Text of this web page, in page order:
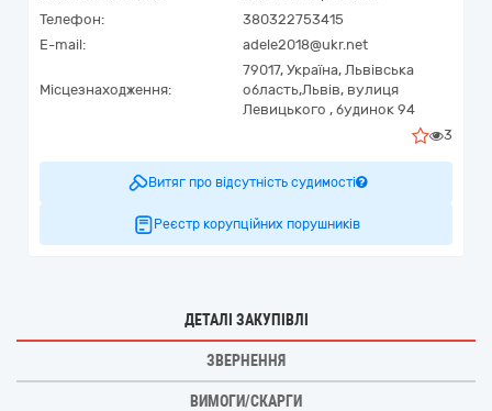
Телефон:
380322753415
E-mail:
adele2018@ukr.net
Місцезнаходження:
79017, Україна, Львівська
область,Львів, вулиця
Левицького , будинок 94
3
Витяг про відсутність судимості
Реєстр корупційних порушників
ДЕТАЛІ ЗАКУПІВЛІ
ЗВЕРНЕННЯ
ВИМОГИ/СКАРГИ